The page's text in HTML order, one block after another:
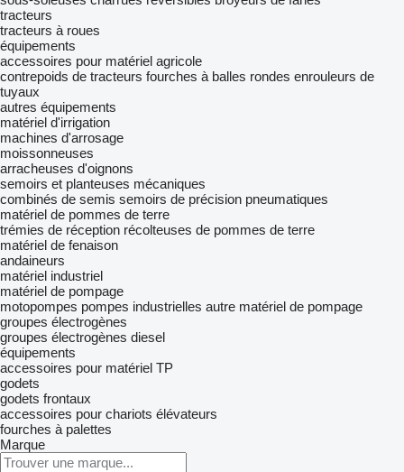
tracteurs
tracteurs à roues
équipements
accessoires pour matériel agricole
contrepoids de tracteurs fourches à balles rondes enrouleurs de
tuyaux
autres équipements
matériel d'irrigation
machines d'arrosage
moissonneuses
arracheuses d'oignons
semoirs et planteuses mécaniques
combinés de semis semoirs de précision pneumatiques
matériel de pommes de terre
trémies de réception récolteuses de pommes de terre
matériel de fenaison
andaineurs
matériel industriel
matériel de pompage
motopompes pompes industrielles autre matériel de pompage
groupes électrogènes
groupes électrogènes diesel
équipements
accessoires pour matériel TP
godets
godets frontaux
accessoires pour chariots élévateurs
fourches à palettes
Marque